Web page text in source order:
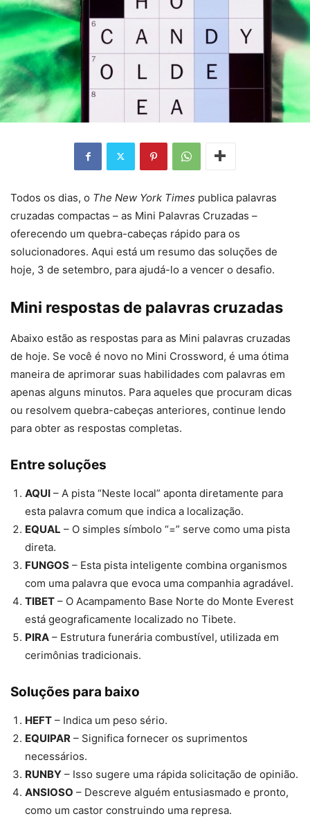
Todos os dias, o The New York Times publica palavras
cruzadas compactas – as Mini Palavras Cruzadas –
oferecendo um quebra-cabeças rápido para os
solucionadores. Aqui está um resumo das soluções de
hoje, 3 de setembro, para ajudá-lo a vencer o desafio.
Mini respostas de palavras cruzadas
Abaixo estão as respostas para as Mini palavras cruzadas
de hoje. Se você é novo no Mini Crossword, é uma ótima
maneira de aprimorar suas habilidades com palavras em
apenas alguns minutos. Para aqueles que procuram dicas
ou resolvem quebra-cabeças anteriores, continue lendo
para obter as respostas completas.
Entre soluções
AQUI – A pista “Neste local” aponta diretamente para
esta palavra comum que indica a localização.
EQUAL – O simples símbolo “=” serve como uma pista
direta.
FUNGOS – Esta pista inteligente combina organismos
com uma palavra que evoca uma companhia agradável.
TIBET – O Acampamento Base Norte do Monte Everest
está geograficamente localizado no Tibete.
PIRA – Estrutura funerária combustível, utilizada em
cerimônias tradicionais.
Soluções para baixo
HEFT – Indica um peso sério.
EQUIPAR – Significa fornecer os suprimentos
necessários.
RUNBY – Isso sugere uma rápida solicitação de opinião.
ANSIOSO – Descreve alguém entusiasmado e pronto,
como um castor construindo uma represa.